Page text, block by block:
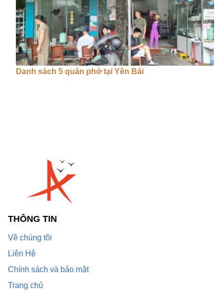
Danh sách 5 quán phở tại Yên Bái
THÔNG TIN
Về chúng tôi
Liên Hệ
Chính sách và bảo mật
Trang chủ